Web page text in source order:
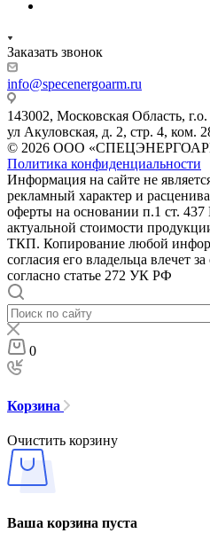
Заказать звонок
info@specenergoarm.ru
143002, Московская Область,
ул Акуловская, д. 2, стр. 4, ком.
© 2026 ООО
Политика конфиденциальности
Информация на сайте не
рекламный характер и
оферты на основании п.1 ст.
актуальной стоимости
ТКП. Копирование любой
согласия его владельца влечет
согласно статье 272 УК РФ
0
Корзина
Очистить корзину
Ваша корзина пуста